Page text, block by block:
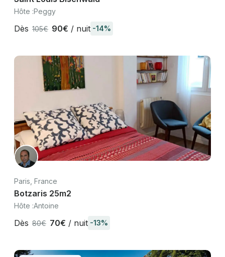
Hôte :Peggy
Dès 105€ 90€ / nuit -14%
Paris, France
Botzaris 25m2
Hôte :Antoine
Dès 80€ 70€ / nuit -13%